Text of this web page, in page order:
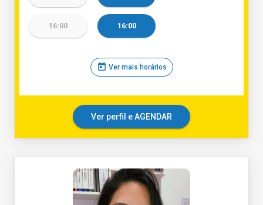
16:00 16:00
today Ver mais horários
Ver perfil e AGENDAR